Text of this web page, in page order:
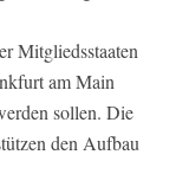
Mitgliedsstaaten
am Main
sollen. Die
den Aufbau